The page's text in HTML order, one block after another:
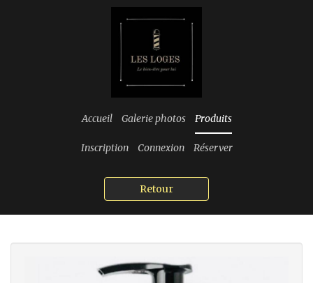
Accueil Galerie photos Produits
Inscription Connexion Réserver
Retour